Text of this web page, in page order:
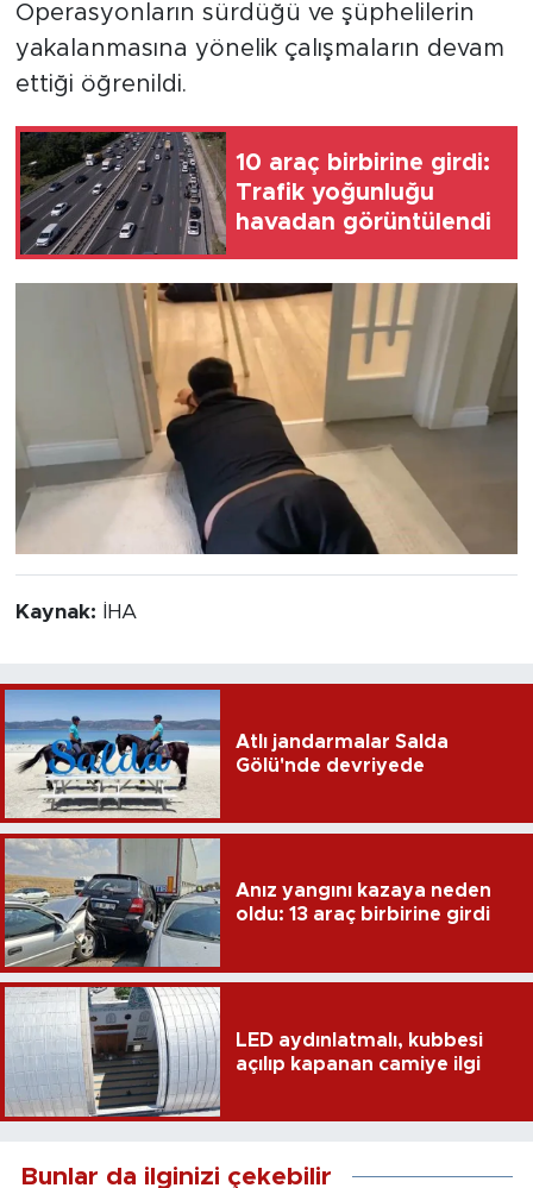
Operasyonların sürdüğü ve şüphelilerin
yakalanmasına yönelik çalışmaların devam
ettiği öğrenildi.
10 araç birbirine girdi:
Trafik yoğunluğu
havadan görüntülendi
Kaynak: İHA
Atlı jandarmalar Salda
Gölü'nde devriyede
Anız yangını kazaya neden
oldu: 13 araç birbirine girdi
LED aydınlatmalı, kubbesi
açılıp kapanan camiye ilgi
Bunlar da ilginizi çekebilir